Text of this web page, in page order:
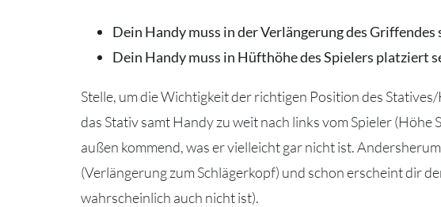
Dein Handy muss in der Verlängerung des Griffendes
Dein Handy muss in Hüfthöhe des Spielers platziert
Stelle, um die Wichtigkeit der richtigen Position des
das Stativ samt Handy zu weit nach links vom Spieler (Höhe
außen kommend, was er vielleicht gar nicht ist.
(Verlängerung zum Schlägerkopf) und schon erscheint dir
wahrscheinlich auch nicht ist).